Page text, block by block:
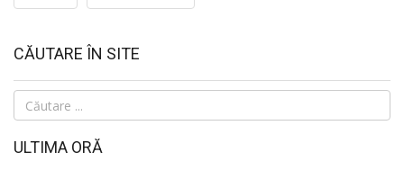
CĂUTARE ÎN SITE
Căutare
...
ULTIMA ORĂ